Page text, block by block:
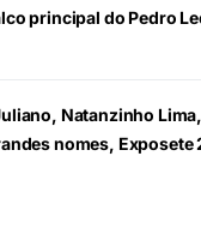
principal do Pedro
Natanzinho
nomes, Exposete